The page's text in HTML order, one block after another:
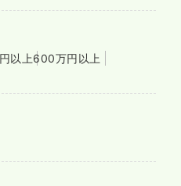
以上600万円以上